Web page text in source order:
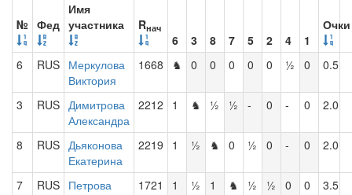
№ Фед
Имя
участника
Rнач
6 3 8 7 5 2 4 1
Очки
6 RUS Меркулова
Виктория
1668 ♞ 0 0 0 0 0 ½ 0 0.5
3 RUS Димитрова
Александра
2212 1 ♞ ½ ½ - 0 - 0 2.0
8 RUS Дьяконова
Екатерина
2219 1 ½ ♞ 0 ½ 0 - 0 2.0
7 RUS Петрова
1721 1 ½ 1 ♞ ½ ½ 0 0 3.5